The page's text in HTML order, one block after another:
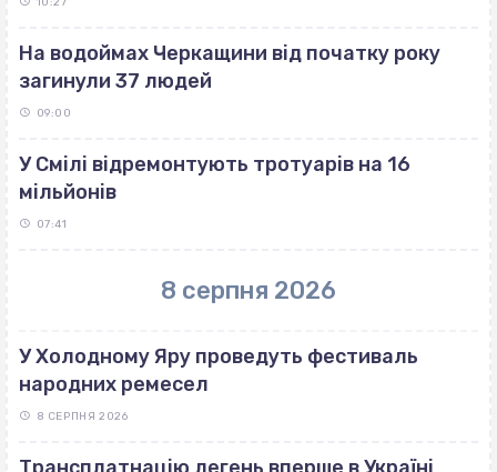
На водоймах Черкащини від початку року
загинули 37 людей
09:00
У Смілі відремонтують тротуарів на 16
мільйонів
07:41
8 серпня 2026
У Холодному Яру проведуть фестиваль
народних ремесел
8 СЕРПНЯ 2026